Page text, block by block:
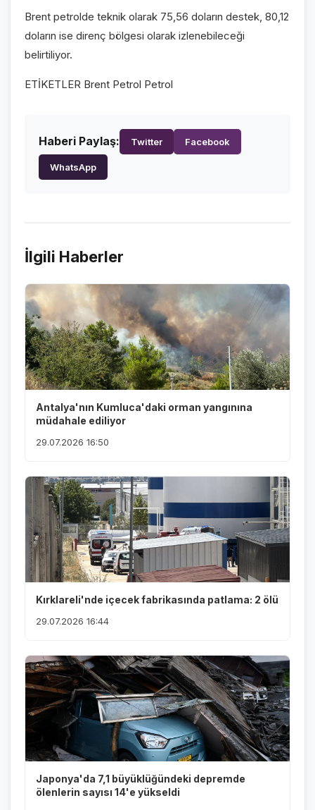
Brent petrolde teknik olarak 75,56 doların destek, 80,12
doların ise direnç bölgesi olarak izlenebileceği
belirtiliyor. ​​​​​​​
ETİKETLER Brent Petrol Petrol
Haberi Paylaş: Twitter Facebook
WhatsApp
İlgili Haberler
Antalya'nın Kumluca'daki orman yangınına
müdahale ediliyor
29.07.2026 16:50
Kırklareli'nde içecek fabrikasında patlama: 2 ölü
29.07.2026 16:44
Japonya'da 7,1 büyüklüğündeki depremde
ölenlerin sayısı 14'e yükseldi